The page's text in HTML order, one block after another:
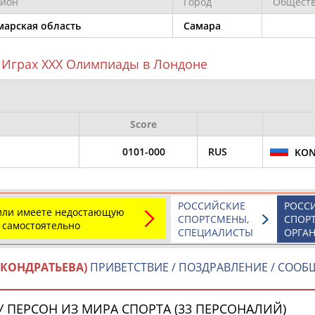
Каримжан
АБДРАХМАНОВ
АБДРАХМАНОВА
АБДУВАЛИЕВ
спортсмене, тренере, специалисте или
героев! Герои спорта - это одни из главных
Рустам
Магомед
Нурлан
область Самара
XXX Олимпиады в Лондоне
Score
0101-000 RUS
имеете недостающую
РОССИЙСКИЕ
СПОРТСМЕНЫ,
СПЕЦИАЛИСТЫ
ПРИВЕТСТВИЕ / ПОЗДРАВЛЕНИЕ /
ПЕРСОН ИЗ МИРА СПОРТА (33 ПЕРСОНАЛИЙ)